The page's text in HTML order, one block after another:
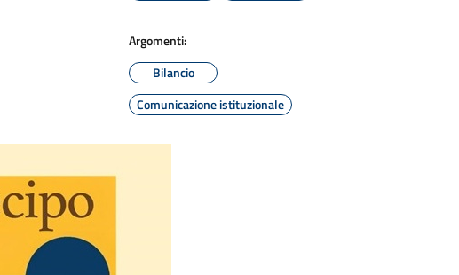
Argomenti:
Bilancio
Comunicazione istituzionale